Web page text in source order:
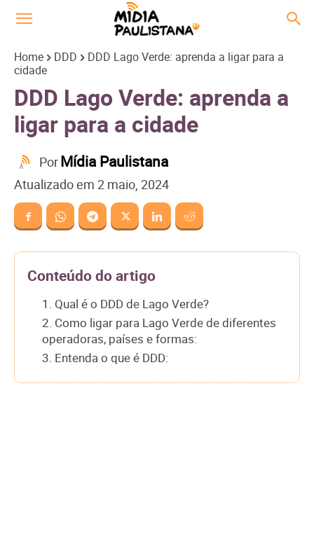
Home DDD
DDD Lago Verde: aprenda a ligar para a
cidade
DDD Lago Verde: aprenda a
ligar para a cidade
PorMídia Paulistana
Atualizado em 2 maio, 2024
Conteúdo do artigo
1. Qual é o DDD de Lago Verde?
2. Como ligar para Lago Verde de diferentes
operadoras, países e formas:
3. Entenda o que é DDD: